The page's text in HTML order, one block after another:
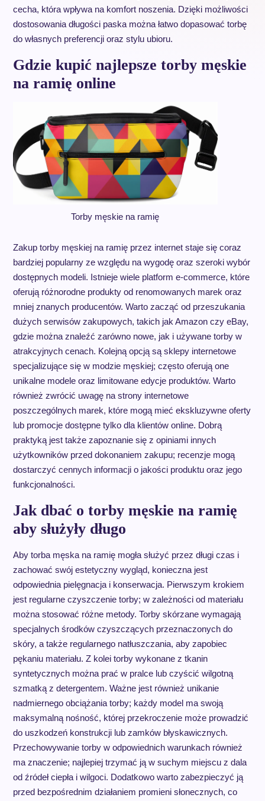
cecha, która wpływa na komfort noszenia. Dzięki możliwości
dostosowania długości paska można łatwo dopasować torbę
do własnych preferencji oraz stylu ubioru.
Gdzie kupić najlepsze torby męskie
na ramię online
Torby męskie na ramię
Zakup torby męskiej na ramię przez internet staje się coraz
bardziej popularny ze względu na wygodę oraz szeroki wybór
dostępnych modeli. Istnieje wiele platform e-commerce, które
oferują różnorodne produkty od renomowanych marek oraz
mniej znanych producentów. Warto zacząć od przeszukania
dużych serwisów zakupowych, takich jak Amazon czy eBay,
gdzie można znaleźć zarówno nowe, jak i używane torby w
atrakcyjnych cenach. Kolejną opcją są sklepy internetowe
specjalizujące się w modzie męskiej; często oferują one
unikalne modele oraz limitowane edycje produktów. Warto
również zwrócić uwagę na strony internetowe
poszczególnych marek, które mogą mieć ekskluzywne oferty
lub promocje dostępne tylko dla klientów online. Dobrą
praktyką jest także zapoznanie się z opiniami innych
użytkowników przed dokonaniem zakupu; recenzje mogą
dostarczyć cennych informacji o jakości produktu oraz jego
funkcjonalności.
Jak dbać o torby męskie na ramię
aby służyły długo
Aby torba męska na ramię mogła służyć przez długi czas i
zachować swój estetyczny wygląd, konieczna jest
odpowiednia pielęgnacja i konserwacja. Pierwszym krokiem
jest regularne czyszczenie torby; w zależności od materiału
można stosować różne metody. Torby skórzane wymagają
specjalnych środków czyszczących przeznaczonych do
skóry, a także regularnego natłuszczania, aby zapobiec
pękaniu materiału. Z kolei torby wykonane z tkanin
syntetycznych można prać w pralce lub czyścić wilgotną
szmatką z detergentem. Ważne jest również unikanie
nadmiernego obciążania torby; każdy model ma swoją
maksymalną nośność, której przekroczenie może prowadzić
do uszkodzeń konstrukcji lub zamków błyskawicznych.
Przechowywanie torby w odpowiednich warunkach również
ma znaczenie; najlepiej trzymać ją w suchym miejscu z dala
od źródeł ciepła i wilgoci. Dodatkowo warto zabezpieczyć ją
przed bezpośrednim działaniem promieni słonecznych, co